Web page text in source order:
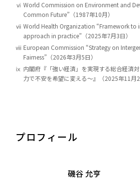
ⅵ World Commission on Environment and
Common Future”（1987年10月）
ⅶ World Health Organization “Framework to
approach in practice”（2025年7月3日）
ⅷ European Commission “Strategy on
Fairness”（2026年3月5日）
ⅸ 内閣府『「強い経済」を実現する総合経済
力で不安を希望に変える～』（2025年11月
プロフィール
磯谷 允亨